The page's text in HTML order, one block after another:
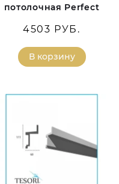
потолочная Perfect
4503 РУБ.
В корзину